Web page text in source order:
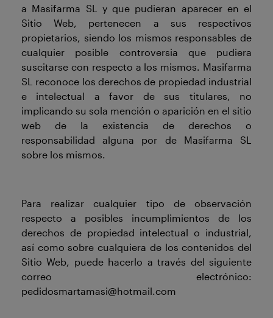
a Masifarma SL y que pudieran aparecer en el
Sitio Web, pertenecen a sus respectivos
propietarios, siendo los mismos responsables de
cualquier posible controversia que pudiera
suscitarse con respecto a los mismos. Masifarma
SL reconoce los derechos de propiedad industrial
e intelectual a favor de sus titulares, no
implicando su sola mención o aparición en el sitio
web de la existencia de derechos o
responsabilidad alguna por de Masifarma SL
sobre los mismos.
Para realizar cualquier tipo de observación
respecto a posibles incumplimientos de los
derechos de propiedad intelectual o industrial,
así como sobre cualquiera de los contenidos del
Sitio Web, puede hacerlo a través del siguiente
correo electrónico:
pedidosmartamasi@hotmail.com